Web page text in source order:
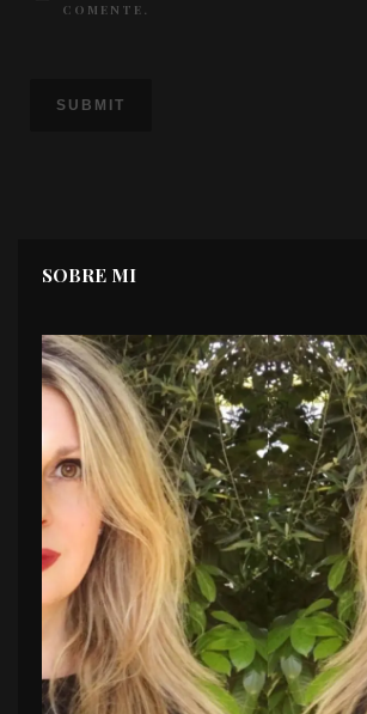
COMENTE.
SOBRE MI